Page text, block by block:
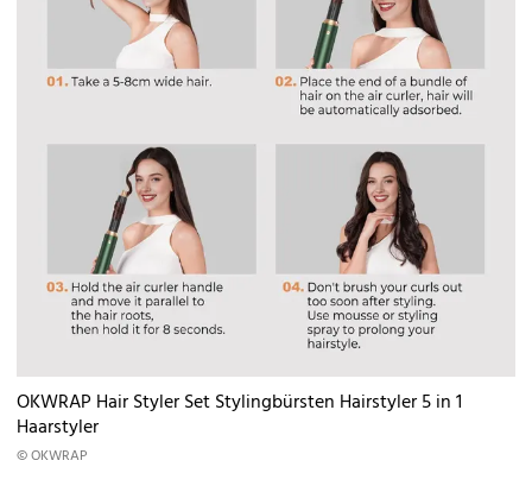
OKWRAP Hair Styler Set Stylingbürsten Hairstyler 5 in 1
Haarstyler
© OKWRAP